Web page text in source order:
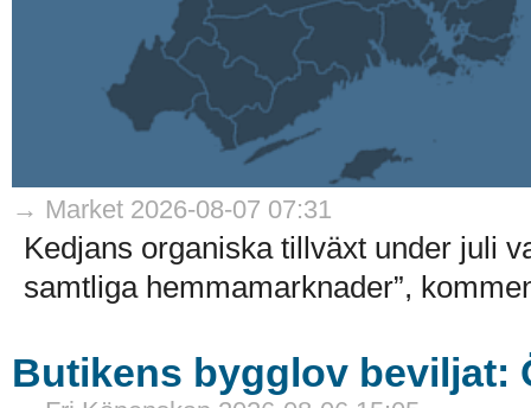
→ Market 2026-08-07 07:31
Kedjans organiska tillväxt under juli
samtliga hemmamarknader”,
Butikens bygglov beviljat: